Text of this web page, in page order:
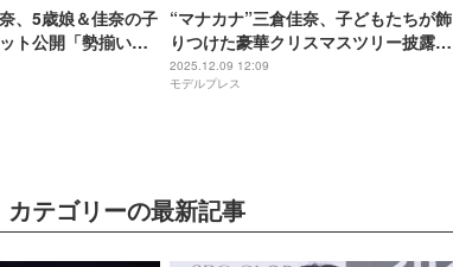
、5歳娘＆佳奈の子
ト公開「勢揃い可
日会」と反響
“マナカナ”三倉佳奈、子どもたちが飾
りつけた豪華クリスマスツリー披露
「センス抜群」「おしゃれ」の声
2025.12.09 12:09
モデルプレス
カテゴリーの最新記事